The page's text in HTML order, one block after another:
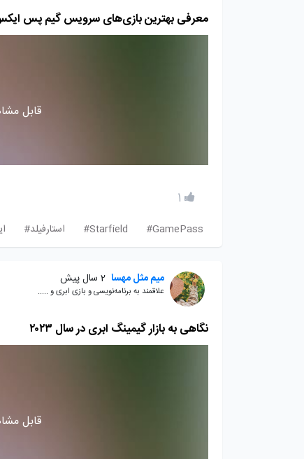
معرفی بهترین بازی‌های سرویس گیم پس
قابل
1
GamePass#
Starfield# استارفیلد#
میم مثل مهسا 2 سال پیش
علاقمند به برنامه‌نویسی و بازی ابری و .....
نگاهی به بازار گیمینگ ابری در سال ۲۰۲۳
قابل